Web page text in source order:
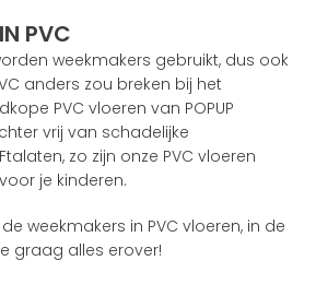
PVC
weekmakers gebruikt, dus ook
anders zou breken bij het
PVC vloeren van POPUP
vrij van schadelijke
zo zijn onze PVC vloeren
je kinderen.
weekmakers in PVC vloeren, in de
graag alles erover!